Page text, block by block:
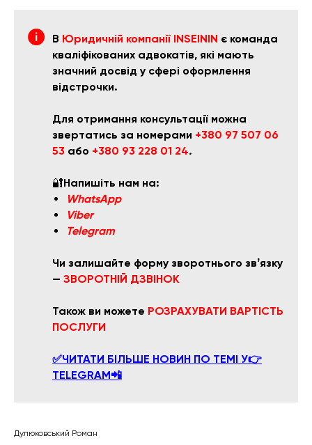
В Юридичній компанії INSEININ є команда
кваліфікованих адвокатів, які мають
значний досвід у сфері оформлення
відстрочки.
Для отримання консультації можна
звертатись за номерами +380 97 507 06
53 або +380 93 228 01 24.
🔐Напишіть нам на:
WhatsApp
Viber
Telegram
Чи залишайте форму зворотнього звʼязку
— ЗВОРОТНІЙ ДЗВІНОК
Також ви можете РОЗРАХУВАТИ ВАРТІСТЬ
ПОСЛУГИ
✅ЧИТАТИ БІЛЬШЕ НОВИН ПО ТЕМІ У👉
TELEGRAM📲
Дулюковський Роман